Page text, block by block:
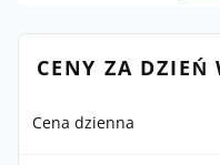
CENY ZA DZIEŃ
Cena dzienna